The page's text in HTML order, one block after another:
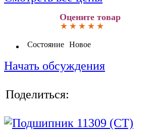
Оцените товар
Состояние Новое
Начать обсуждения
Поделиться: